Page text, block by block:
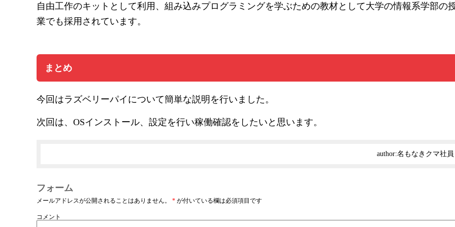
自由工作のキットとして利用、組み込みプログラミングを学ぶための教材として大学の情報系学部の
業でも採用されています。
まとめ
今回はラズベリーパイについて簡単な説明を行いました。
次回は、OSインストール、設定を行い稼働確認をしたいと思います。
author:名もなきクマ社員
フォーム
メールアドレスが公開されることはありません。 * が付いている欄は必須項目です
コメント